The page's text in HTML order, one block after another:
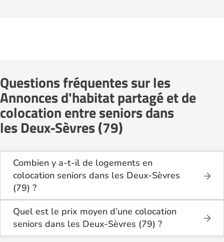
Questions fréquentes sur les
Annonces d'habitat partagé et de
colocation entre seniors dans
les Deux-Sèvres (79)
Combien y a-t-il de logements en
colocation seniors dans les Deux-Sèvres
(79) ?
Sur Logement-seniors.com, on recense actuellement
2 offres de colocation seniors dans les Deux-Sèvres
(79) en 2026. Ces logements se situent dans
différents quartiers, à proximité des commerces, des
Quel est le prix moyen d’une colocation
seniors dans les Deux-Sèvres (79) ?
Le coût d’une colocation seniors dans les Deux-